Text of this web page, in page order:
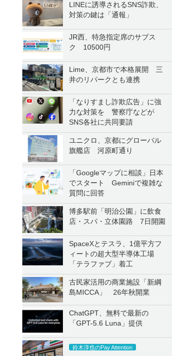
LINEに誘導されるSNS詐欺、
対策の鍵は「通報」
JR西、特急指定席のサブス
ク 10500円
Lime、京都市で本格展開 三
井のリパークとも連携
「なりすまし詐欺広告」に強
力な対策を 警察庁などが
SNS各社に共同要請
ユニクロ、京都にグローバル
旗艦店 河原町通り
「Googleマップに相談」日本
でスタート Geminiで複雑な
質問に回答
博多駅前「明治公園」に飲食
店・スパ・立体園路 7日開園
SpaceXとテスラ、1億平方フ
ィートの超大型半導体工場
「テラファブ」着工
古民家活用の商業施設「新綱
島MICCA」 26年秋開業
ChatGPT、無料で最新の
「GPT-5.6 Luna」提供
鈴木淳也のPay Attention